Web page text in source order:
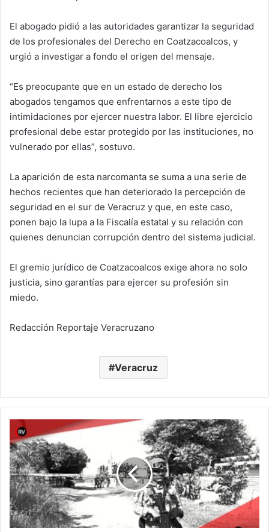
El abogado pidió a las autoridades garantizar la seguridad
de los profesionales del Derecho en Coatzacoalcos, y
urgió a investigar a fondo el origen del mensaje.
“Es preocupante que en un estado de derecho los
abogados tengamos que enfrentarnos a este tipo de
intimidaciones por ejercer nuestra labor. El libre ejercicio
profesional debe estar protegido por las instituciones, no
vulnerado por ellas”, sostuvo.
La aparición de esta narcomanta se suma a una serie de
hechos recientes que han deteriorado la percepción de
seguridad en el sur de Veracruz y que, en este caso,
ponen bajo la lupa a la Fiscalía estatal y su relación con
quienes denuncian corrupción dentro del sistema judicial.
El gremio jurídico de Coatzacoalcos exige ahora no solo
justicia, sino garantías para ejercer su profesión sin
miedo.
Redacción Reportaje Veracruzano
Veracruz
Hombre
es
asesinado
en
la
colonia
Solidaridad
de
Coatzacoalcos;